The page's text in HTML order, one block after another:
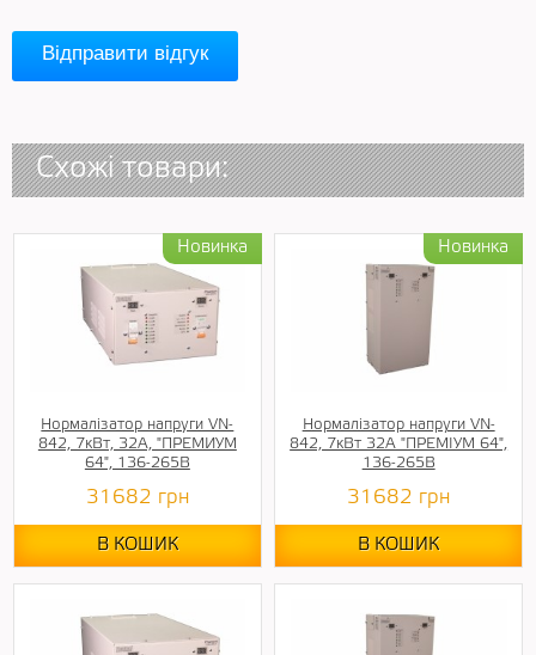
Відправити відгук
Схожі товари:
Нормалізатор напруги VN-
842, 7кВт, 32А, "ПРЕМИУМ
64", 136-265В
31682 грн
В КОШИК
Нормалізатор напруги VN-
842, 7кВт 32А "ПРЕМІУМ 64",
136-265В
31682 грн
В КОШИК